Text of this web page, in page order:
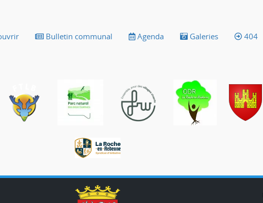
Bulletin communal Agenda Galeries 404